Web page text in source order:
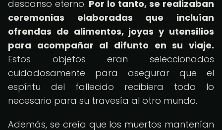
descanso eterno. Por lo tanto, se realizaban
ceremonias elaboradas que incluían
ofrendas de alimentos, joyas y utensilios
para acompañar al difunto en su viaje.
Estos objetos eran seleccionados
cuidadosamente para asegurar que el
espíritu del fallecido recibiera todo lo
necesario para su travesía al otro mundo.
Además, se creía que los muertos mantenían